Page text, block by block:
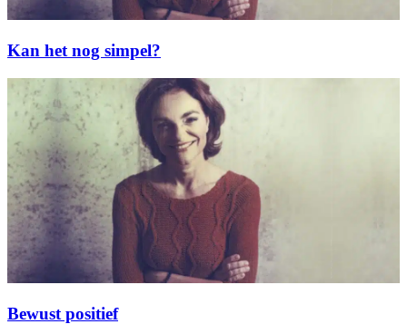
Kan het nog simpel?
Bewust positief